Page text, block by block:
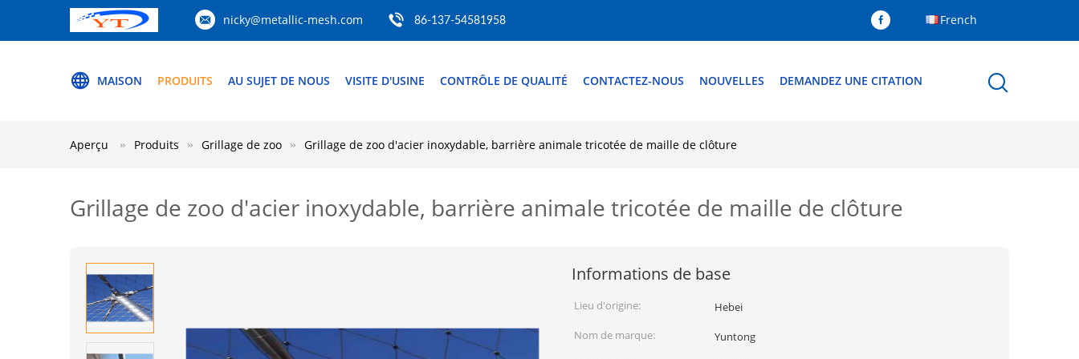
nicky@metallic-mesh.com 86-137-54581958 French
MAISON PRODUITS AU SUJET DE NOUS VISITE D'USINE CONTRÔLE DE QUALITÉ CONTACTEZ-NOUS NOUVELLES DEMANDEZ UNE CITATION
Aperçu Produits Grillage de zoo Grillage de zoo d'acier inoxydable, barrière animale tricotée de maille de clôture
Grillage de zoo d'acier inoxydable, barrière animale tricotée de maille de clôture
Informations de base
Lieu d'origine:
Hebei
Nom de marque:
Yuntong